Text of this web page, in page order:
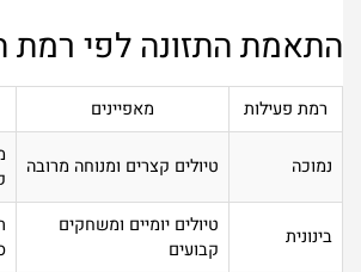
התאמת התזונה לפי רמת
רמת פעילות מאפיינים
נמוכה טיולים קצרים ומנוחה מרובה
בינונית
טיולים יומיים ומשחקים
קבועים